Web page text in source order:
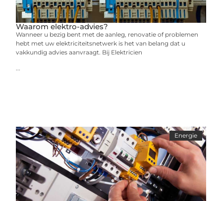
Waarom elektro-advies?
Wanneer u bezig bent met de aanleg, renovatie of problemen
hebt met uw elektriciteitsnetwerk is het van belang dat u
vakkundig advies aanvraagt. Bij Elektricien
...
Energie